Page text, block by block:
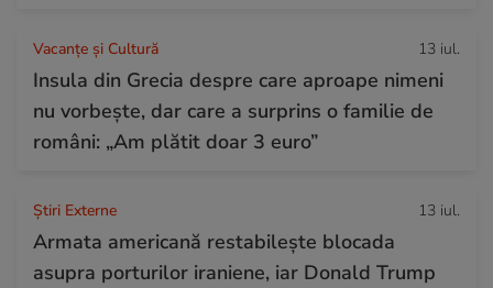
Vacanțe și Cultură 13 iul.
Insula din Grecia despre care aproape nimeni
nu vorbește, dar care a surprins o familie de
români: „Am plătit doar 3 euro”
Știri Externe 13 iul.
Armata americană restabilește blocada
asupra porturilor iraniene, iar Donald Trump